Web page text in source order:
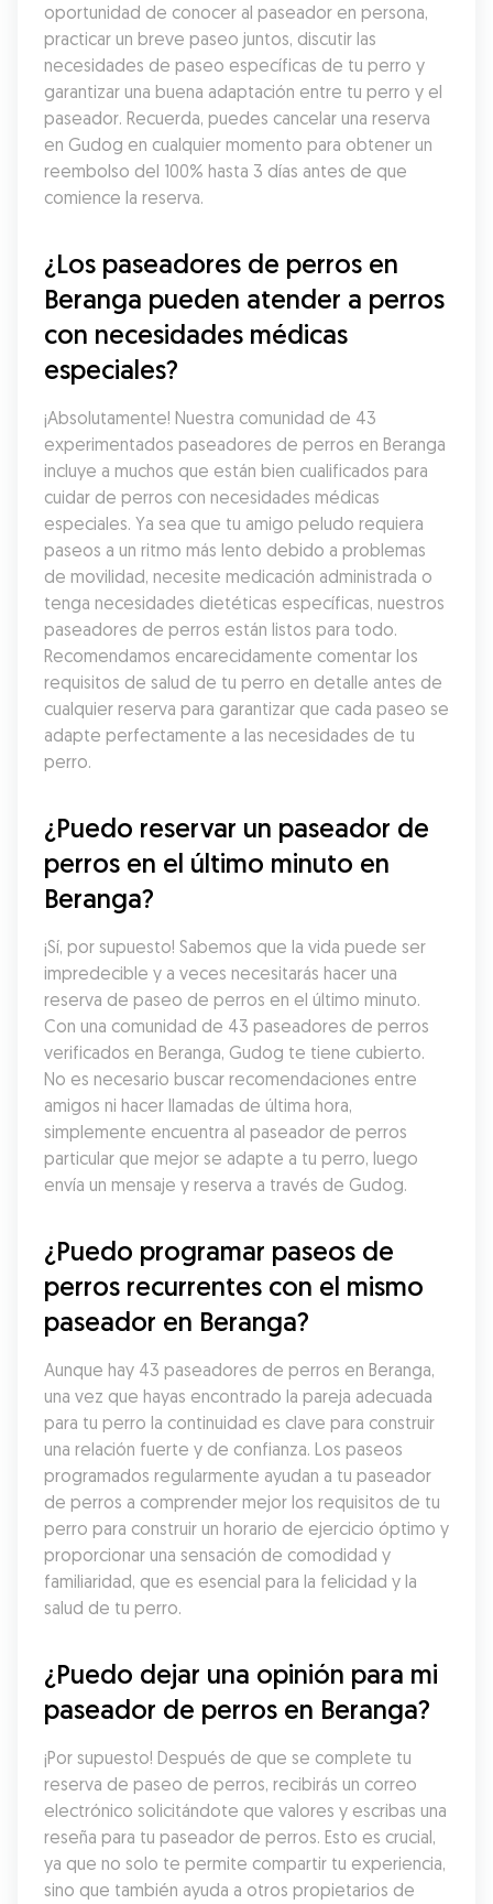
oportunidad de conocer al paseador en persona,
practicar un breve paseo juntos, discutir las
necesidades de paseo específicas de tu perro y
garantizar una buena adaptación entre tu perro y el
paseador. Recuerda, puedes cancelar una reserva
en Gudog en cualquier momento para obtener un
reembolso del 100% hasta 3 días antes de que
comience la reserva.
¿Los paseadores de perros en
Beranga pueden atender a perros
con necesidades médicas
especiales?
¡Absolutamente! Nuestra comunidad de 43
experimentados paseadores de perros en Beranga
incluye a muchos que están bien cualificados para
cuidar de perros con necesidades médicas
especiales. Ya sea que tu amigo peludo requiera
paseos a un ritmo más lento debido a problemas
de movilidad, necesite medicación administrada o
tenga necesidades dietéticas específicas, nuestros
paseadores de perros están listos para todo.
Recomendamos encarecidamente comentar los
requisitos de salud de tu perro en detalle antes de
cualquier reserva para garantizar que cada paseo se
adapte perfectamente a las necesidades de tu
perro.
¿Puedo reservar un paseador de
perros en el último minuto en
Beranga?
¡Sí, por supuesto! Sabemos que la vida puede ser
impredecible y a veces necesitarás hacer una
reserva de paseo de perros en el último minuto.
Con una comunidad de 43 paseadores de perros
verificados en Beranga, Gudog te tiene cubierto.
No es necesario buscar recomendaciones entre
amigos ni hacer llamadas de última hora,
simplemente encuentra al paseador de perros
particular que mejor se adapte a tu perro, luego
envía un mensaje y reserva a través de Gudog.
¿Puedo programar paseos de
perros recurrentes con el mismo
paseador en Beranga?
Aunque hay 43 paseadores de perros en Beranga,
una vez que hayas encontrado la pareja adecuada
para tu perro la continuidad es clave para construir
una relación fuerte y de confianza. Los paseos
programados regularmente ayudan a tu paseador
de perros a comprender mejor los requisitos de tu
perro para construir un horario de ejercicio óptimo y
proporcionar una sensación de comodidad y
familiaridad, que es esencial para la felicidad y la
salud de tu perro.
¿Puedo dejar una opinión para mi
paseador de perros en Beranga?
¡Por supuesto! Después de que se complete tu
reserva de paseo de perros, recibirás un correo
electrónico solicitándote que valores y escribas una
reseña para tu paseador de perros. Esto es crucial,
ya que no solo te permite compartir tu experiencia,
sino que también ayuda a otros propietarios de